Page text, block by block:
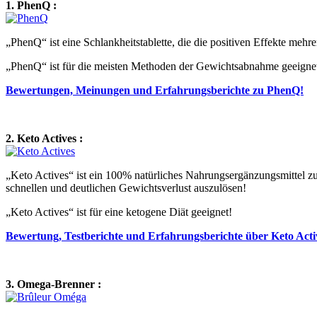
1. PhenQ :
„PhenQ“ ist eine Schlankheitstablette, die die positiven Effekte
„PhenQ“ ist für die meisten Methoden der Gewichtsabnahme
Bewertungen, Meinungen und Erfahrungsberichte zu PhenQ!
2. Keto Actives :
„Keto Actives“ ist ein 100% natürliches Nahrungsergänzungsmittel
schnellen und deutlichen Gewichtsverlust auszulösen!
„Keto Actives“ ist für eine ketogene Diät geeignet!
Bewertung, Testberichte und Erfahrungsberichte über Keto
3. Omega-Brenner :